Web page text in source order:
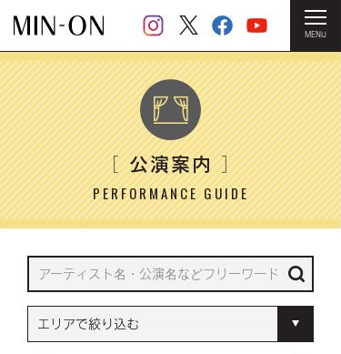
MENU
HOME ＞ 公演案内
［公演案内］
PERFORMANCE GUIDE